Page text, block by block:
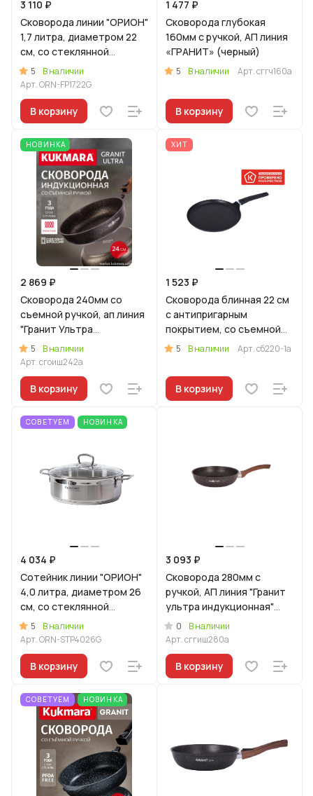
3 110 ₽
Сковорода линии "ОРИОН"
1,7 литра, диаметром 22
см, со стеклянной
крышкой
5
В наличии
Арт.ORN-FP1722G
В корзину
1 477 ₽
Сковорода глубокая
160мм с ручкой, АП линия
«ГРАНИТ» (черный)
5 В наличии Арт.сггч160а
В корзину
НОВИНКА
2 869 ₽
Сковорода 240мм со
съемной ручкой, ап линия
"Гранит Ультра
Индукционная"
(оригинальный)
5
В наличии
Арт.сгоиш242а
В корзину
ХИТ
1 523 ₽
Сковорода блинная 22 см
c антипригарным
покрытием, со съемной
ручкой
5 В наличии Арт.сб220-1а
В корзину
СОВЕТУЕМ НОВИНКА
4 034 ₽
Сотейник линии "ОРИОН"
4,0 литра, диаметром 26
см, со стеклянной
крышкой
5
В наличии
Арт.ORN-STP4026G
В корзину
3 093 ₽
Сковорода 280мм с
ручкой, АП линия "Гранит
ультра индукционная"
(Синий)
0
В наличии
Арт.сггиш280а
В корзину
СОВЕТУЕМ НОВИНКА